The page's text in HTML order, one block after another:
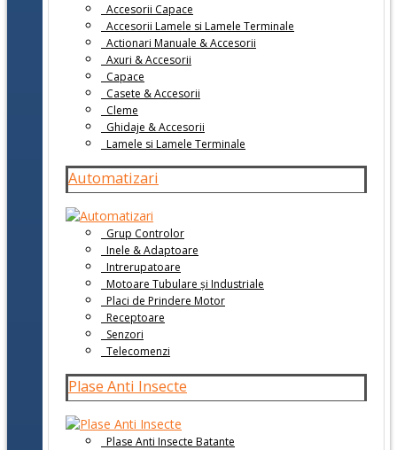
Accesorii Capace
Accesorii Lamele si Lamele Terminale
Actionari Manuale & Accesorii
Axuri & Accesorii
Capace
Casete & Accesorii
Cleme
Ghidaje & Accesorii
Lamele si Lamele Terminale
Automatizari
Grup Controlor
Inele & Adaptoare
Intrerupatoare
Motoare Tubulare și Industriale
Placi de Prindere Motor
Receptoare
Senzori
Telecomenzi
Plase Anti Insecte
Plase Anti Insecte Batante